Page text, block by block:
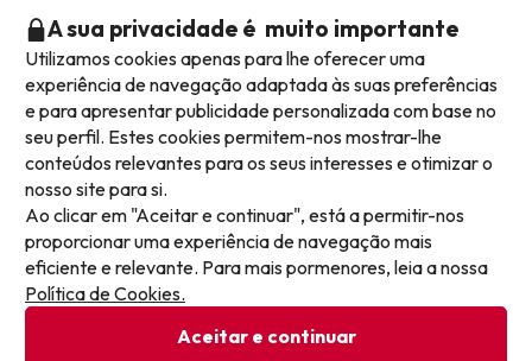
Não deixe escapar as melhores ofertas!
As ofertas mudam todos os dias. Deixe o seu email
e receba semanalmente uma seleção cuidada das
mais recentes ofertas de férias, para nunca mais
perder um excelente preço.
Escreva aqui o seu e-mail
Hotéis em Costa de la Luz
Hotéis em Costa de Almeria
Hotéis com tudo incluído
Hotéis em meia pensão
Hotéis para famílias
Hotéis com Parque Aquático
Reserve as suas férias com Jump2spain.com
Como reservar em Jump2spain.com
Faqs
Atenção ao cliente
Aceitamos
Termos
Proteção de dados
Política de cookies
A sua privacidade é muito importante
Utilizamos cookies apenas para lhe oferecer uma
experiência de navegação adaptada às suas preferências
e para apresentar publicidade personalizada com base no
seu perfil. Estes cookies permitem-nos mostrar-lhe
conteúdos relevantes para os seus interesses e otimizar o
nosso site para si.
Ao clicar em "Aceitar e continuar", está a permitir-nos
proporcionar uma experiência de navegação mais
eficiente e relevante. Para mais pormenores, leia a nossa
Política de Cookies.
Aceitar e continuar